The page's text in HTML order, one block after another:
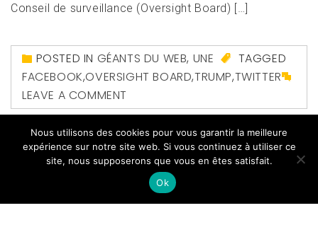
Conseil de surveillance (Oversight Board) […]
POSTED IN GÉANTS DU WEB, UNE
TAGGED
FACEBOOK,OVERSIGHT BOARD,TRUMP,TWITTER
LEAVE A COMMENT
Nous utilisons des cookies pour vous garantir la meilleure
expérience sur notre site web. Si vous continuez à utiliser ce
site, nous supposerons que vous en êtes satisfait.
Ok